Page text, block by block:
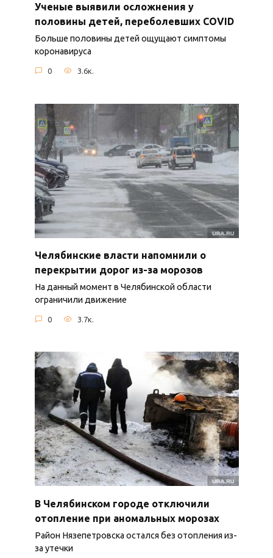
Ученые выявили осложнения у
половины детей, переболевших COVID
Больше половины детей ощущают симптомы
коронавируса
0 3.6к.
Челябинские власти напомнили о
перекрытии дорог из-за морозов
На данный момент в Челябинской области
ограничили движение
0 3.7к.
В Челябинском городе отключили
отопление при аномальных морозах
Район Нязепетровска остался без отопления из-
за утечки